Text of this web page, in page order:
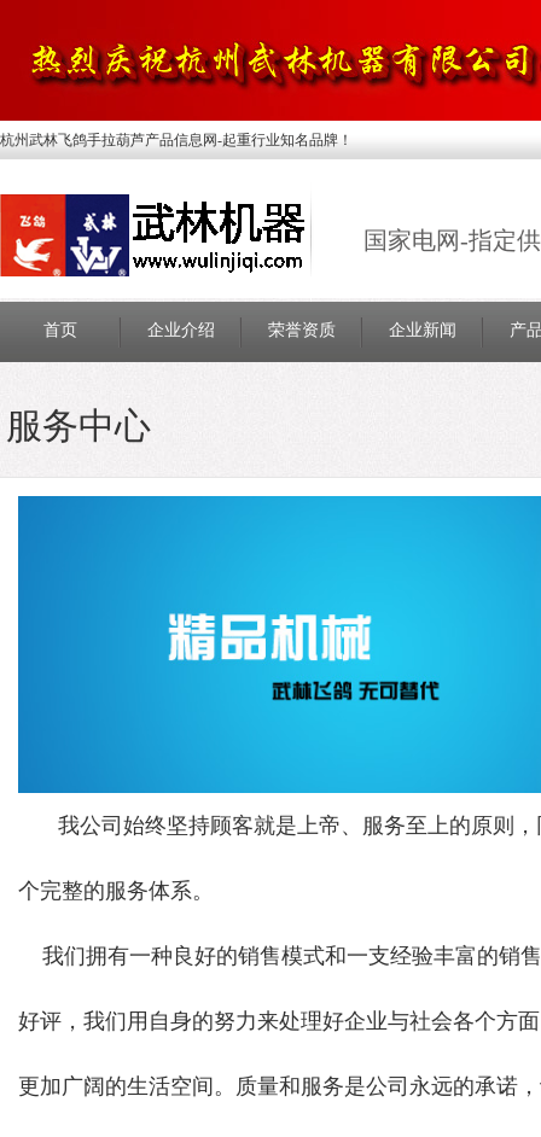
杭州武林飞鸽手拉葫芦产品信息网-起重行业知名品牌！
国家电网-指定
首页 企业介绍 荣誉资质 企业新闻 产
服务中心
我公司始终坚持顾客就是上帝、服务至上的原则
个完整的服务体系。
我们拥有一种良好的销售模式和一支经验丰富的销
好评，我们用自身的努力来处理好企业与社会各个方
更加广阔的生活空间。质量和服务是公司永远的承诺